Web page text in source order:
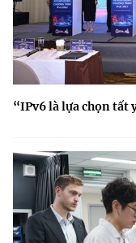
“IPv6 là lựa chọn tất